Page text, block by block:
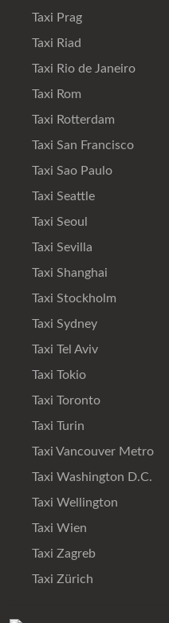
Taxi Prag
Taxi Riad
Taxi Rio de Janeiro
Taxi Rom
Taxi Rotterdam
Taxi San Francisco
Taxi Sao Paulo
Taxi Seattle
Taxi Seoul
Taxi Sevilla
Taxi Shanghai
Taxi Stockholm
Taxi Sydney
Taxi Tel Aviv
Taxi Tokio
Taxi Toronto
Taxi Turin
Taxi Vancouver Metro
Taxi Washington D.C.
Taxi Wellington
Taxi Wien
Taxi Zagreb
Taxi Zürich